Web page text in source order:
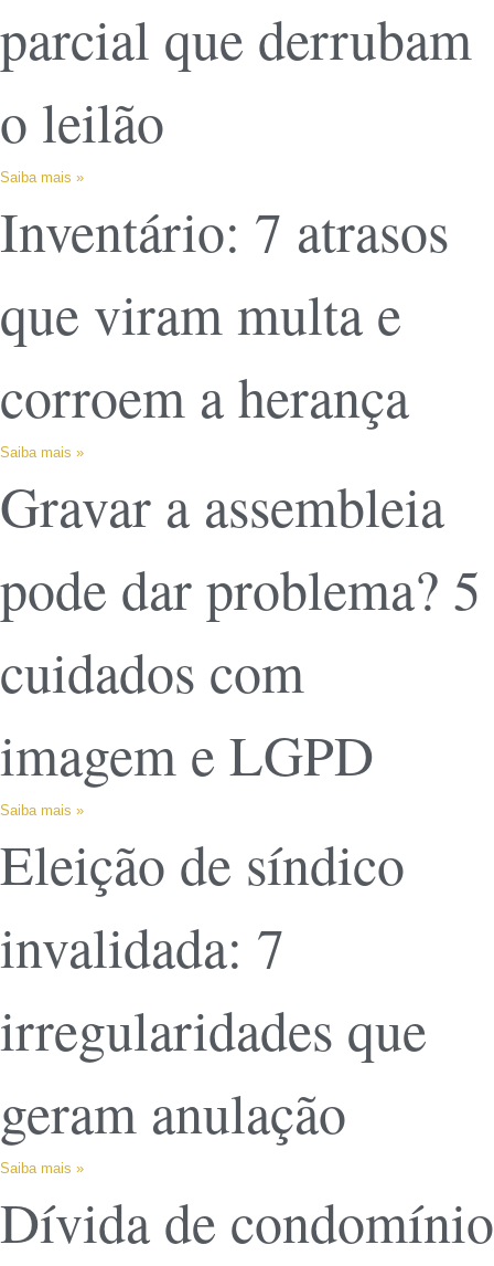
parcial que derrubam
o leilão
Saiba mais »
Inventário: 7 atrasos
que viram multa e
corroem a herança
Saiba mais »
Gravar a assembleia
pode dar problema? 5
cuidados com
imagem e LGPD
Saiba mais »
Eleição de síndico
invalidada: 7
irregularidades que
geram anulação
Saiba mais »
Dívida de condomínio